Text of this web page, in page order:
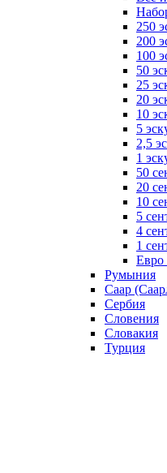
250
200
100
50
25
20
10
5
2,5
1
50
20
10
5
4
1
Евро
Румыния
Саар
Сербия
Словения
Словакия
Турция